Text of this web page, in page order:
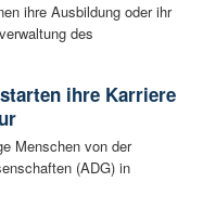
ihre Ausbildung oder ihr
des
ihre Karriere
Menschen von der
(ADG) in